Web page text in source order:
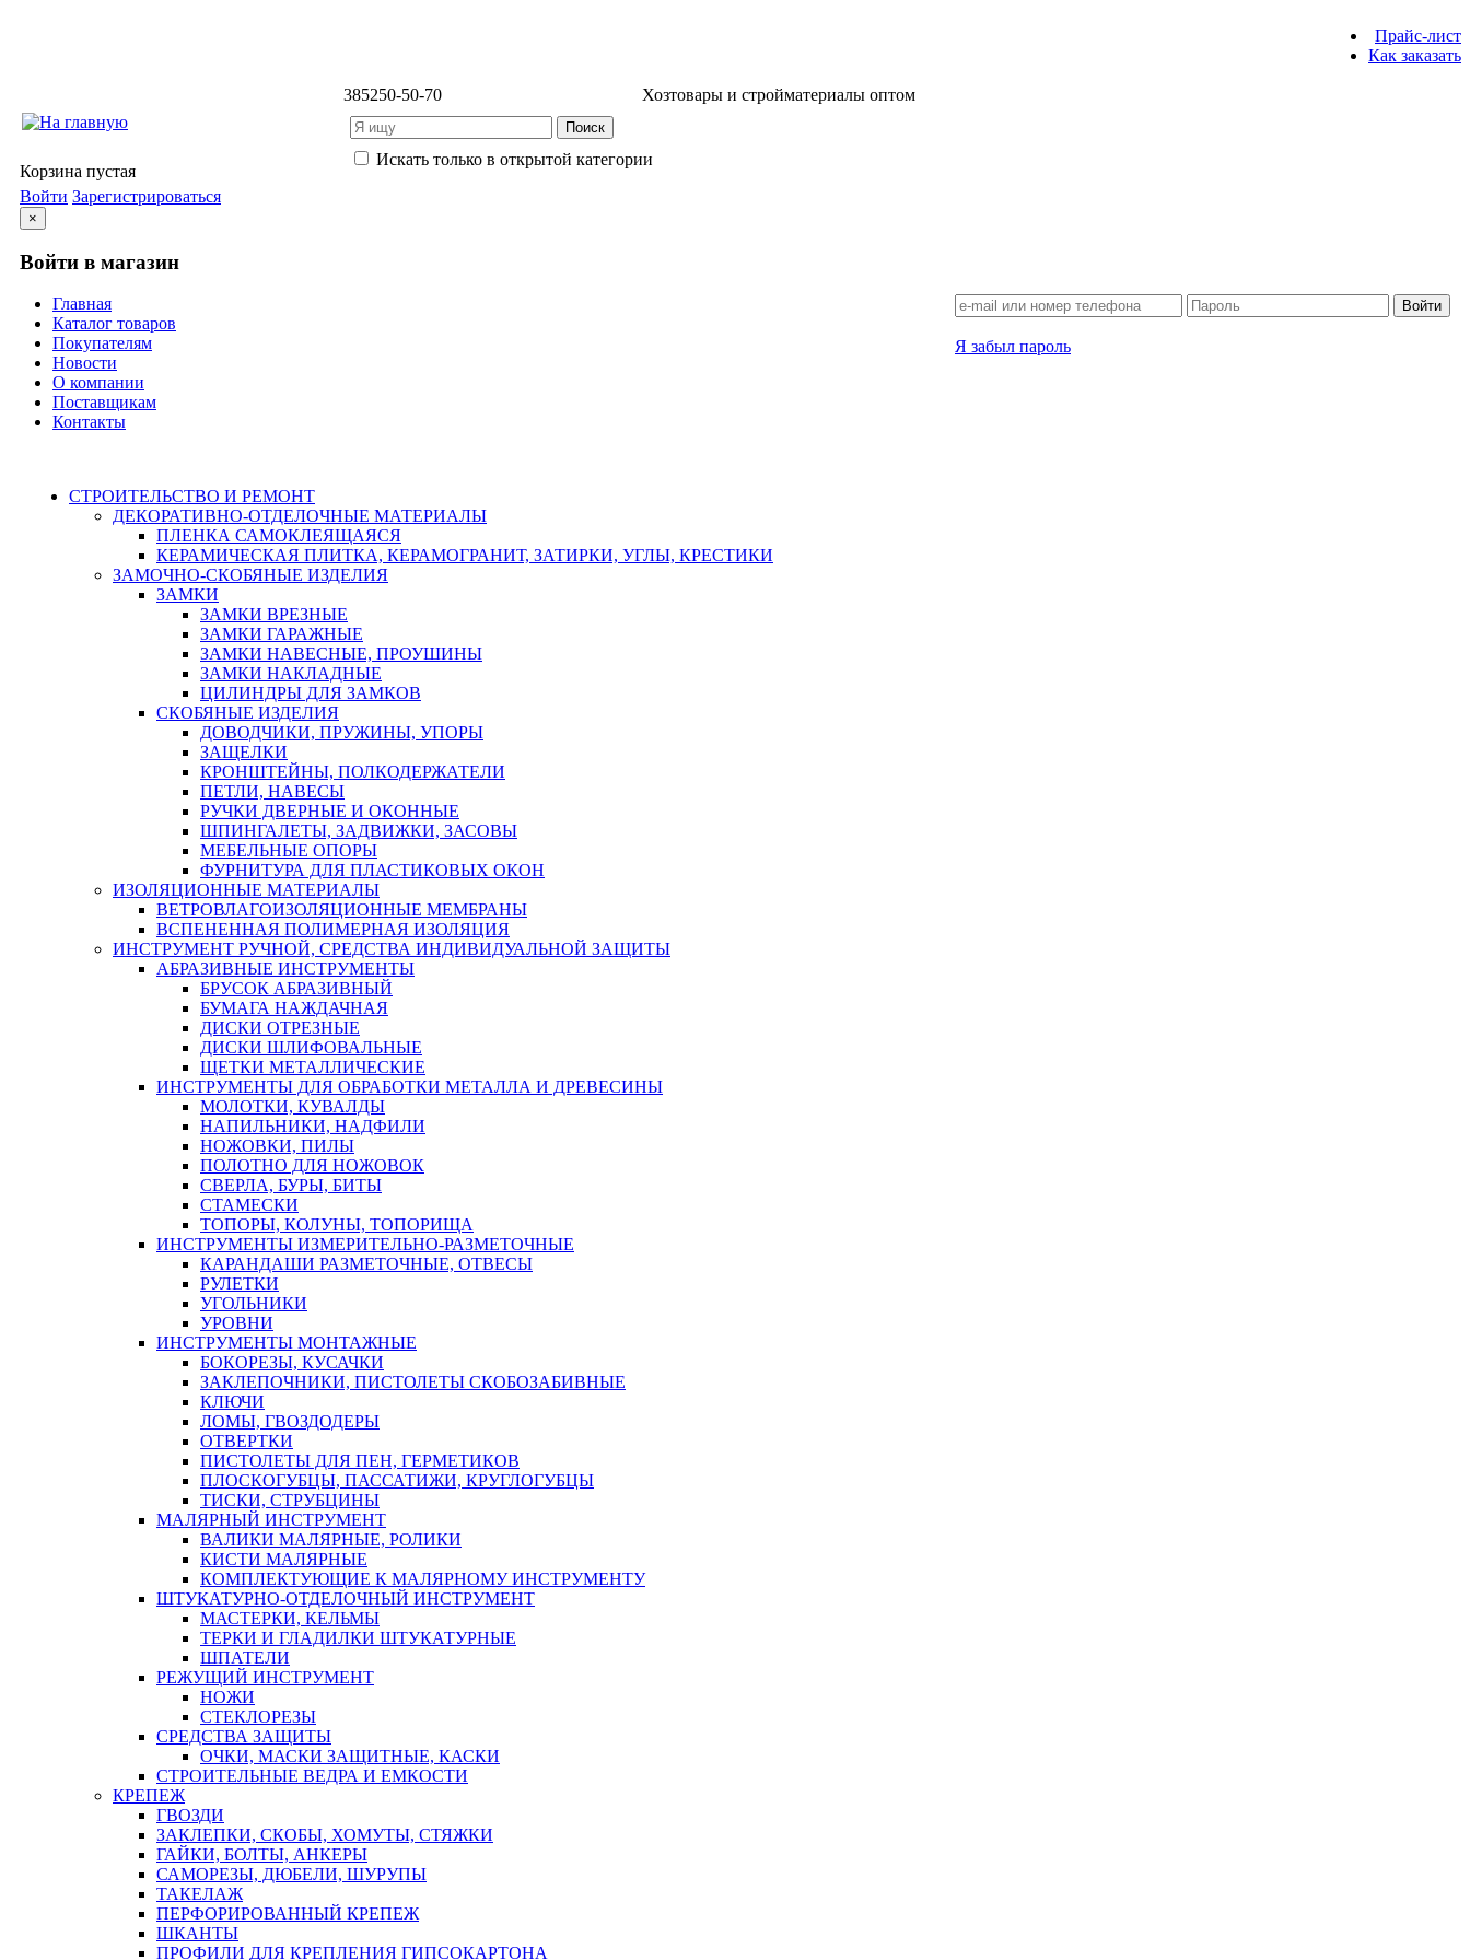
Прайс-лист
Как заказать
385250-50-70 Хозтовары и стройматериалы оптом
Искать только в открытой категории
Корзина пустая
Войти Зарегистрироваться
×
Войти в магазин
Войти
Я забыл пароль
Главная
Каталог товаров
Покупателям
Новости
О компании
Поставщикам
Контакты
СТРОИТЕЛЬСТВО И РЕМОНТ
ДЕКОРАТИВНО-ОТДЕЛОЧНЫЕ МАТЕРИАЛЫ
ПЛЕНКА САМОКЛЕЯЩАЯСЯ
КЕРАМИЧЕСКАЯ ПЛИТКА, КЕРАМОГРАНИТ, ЗАТИРКИ, УГЛЫ, КРЕСТИКИ
ЗАМОЧНО-СКОБЯНЫЕ ИЗДЕЛИЯ
ЗАМКИ
ЗАМКИ ВРЕЗНЫЕ
ЗАМКИ ГАРАЖНЫЕ
ЗАМКИ НАВЕСНЫЕ, ПРОУШИНЫ
ЗАМКИ НАКЛАДНЫЕ
ЦИЛИНДРЫ ДЛЯ ЗАМКОВ
СКОБЯНЫЕ ИЗДЕЛИЯ
ДОВОДЧИКИ, ПРУЖИНЫ, УПОРЫ
ЗАЩЕЛКИ
КРОНШТЕЙНЫ, ПОЛКОДЕРЖАТЕЛИ
ПЕТЛИ, НАВЕСЫ
РУЧКИ ДВЕРНЫЕ И ОКОННЫЕ
ШПИНГАЛЕТЫ, ЗАДВИЖКИ, ЗАСОВЫ
МЕБЕЛЬНЫЕ ОПОРЫ
ФУРНИТУРА ДЛЯ ПЛАСТИКОВЫХ ОКОН
ИЗОЛЯЦИОННЫЕ МАТЕРИАЛЫ
ВЕТРОВЛАГОИЗОЛЯЦИОННЫЕ МЕМБРАНЫ
ВСПЕНЕННАЯ ПОЛИМЕРНАЯ ИЗОЛЯЦИЯ
ИНСТРУМЕНТ РУЧНОЙ, СРЕДСТВА ИНДИВИДУАЛЬНОЙ ЗАЩИТЫ
АБРАЗИВНЫЕ ИНСТРУМЕНТЫ
БРУСОК АБРАЗИВНЫЙ
БУМАГА НАЖДАЧНАЯ
ДИСКИ ОТРЕЗНЫЕ
ДИСКИ ШЛИФОВАЛЬНЫЕ
ЩЕТКИ МЕТАЛЛИЧЕСКИЕ
ИНСТРУМЕНТЫ ДЛЯ ОБРАБОТКИ МЕТАЛЛА И ДРЕВЕСИНЫ
МОЛОТКИ, КУВАЛДЫ
НАПИЛЬНИКИ, НАДФИЛИ
НОЖОВКИ, ПИЛЫ
ПОЛОТНО ДЛЯ НОЖОВОК
СВЕРЛА, БУРЫ, БИТЫ
СТАМЕСКИ
ТОПОРЫ, КОЛУНЫ, ТОПОРИЩА
ИНСТРУМЕНТЫ ИЗМЕРИТЕЛЬНО-РАЗМЕТОЧНЫЕ
КАРАНДАШИ РАЗМЕТОЧНЫЕ, ОТВЕСЫ
РУЛЕТКИ
УГОЛЬНИКИ
УРОВНИ
ИНСТРУМЕНТЫ МОНТАЖНЫЕ
БОКОРЕЗЫ, КУСАЧКИ
ЗАКЛЕПОЧНИКИ, ПИСТОЛЕТЫ СКОБОЗАБИВНЫЕ
КЛЮЧИ
ЛОМЫ, ГВОЗДОДЕРЫ
ОТВЕРТКИ
ПИСТОЛЕТЫ ДЛЯ ПЕН, ГЕРМЕТИКОВ
ПЛОСКОГУБЦЫ, ПАССАТИЖИ, КРУГЛОГУБЦЫ
ТИСКИ, СТРУБЦИНЫ
МАЛЯРНЫЙ ИНСТРУМЕНТ
ВАЛИКИ МАЛЯРНЫЕ, РОЛИКИ
КИСТИ МАЛЯРНЫЕ
КОМПЛЕКТУЮЩИЕ К МАЛЯРНОМУ ИНСТРУМЕНТУ
ШТУКАТУРНО-ОТДЕЛОЧНЫЙ ИНСТРУМЕНТ
МАСТЕРКИ, КЕЛЬМЫ
ТЕРКИ И ГЛАДИЛКИ ШТУКАТУРНЫЕ
ШПАТЕЛИ
РЕЖУЩИЙ ИНСТРУМЕНТ
НОЖИ
СТЕКЛОРЕЗЫ
СРЕДСТВА ЗАЩИТЫ
ОЧКИ, МАСКИ ЗАЩИТНЫЕ, КАСКИ
СТРОИТЕЛЬНЫЕ ВЕДРА И ЕМКОСТИ
КРЕПЕЖ
ГВОЗДИ
ЗАКЛЕПКИ, СКОБЫ, ХОМУТЫ, СТЯЖКИ
ГАЙКИ, БОЛТЫ, АНКЕРЫ
САМОРЕЗЫ, ДЮБЕЛИ, ШУРУПЫ
ТАКЕЛАЖ
ПЕРФОРИРОВАННЫЙ КРЕПЕЖ
ШКАНТЫ
ПРОФИЛИ ДЛЯ КРЕПЛЕНИЯ ГИПСОКАРТОНА